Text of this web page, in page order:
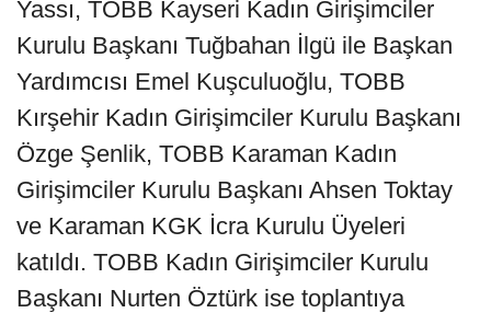
Yassı, TOBB Kayseri Kadın Girişimciler
Kurulu Başkanı Tuğbahan İlgü ile Başkan
Yardımcısı Emel Kuşculuoğlu, TOBB
Kırşehir Kadın Girişimciler Kurulu Başkanı
Özge Şenlik, TOBB Karaman Kadın
Girişimciler Kurulu Başkanı Ahsen Toktay
ve Karaman KGK İcra Kurulu Üyeleri
katıldı. TOBB Kadın Girişimciler Kurulu
Başkanı Nurten Öztürk ise toplantıya